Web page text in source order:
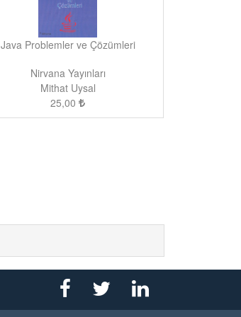
Java Problemler ve Çözümleri
Nirvana Yayınları
Mithat Uysal
25,00